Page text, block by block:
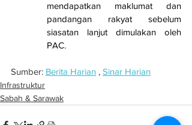
mendapatkan maklumat dan
pandangan rakyat sebelum
siasatan lanjut dimulakan oleh
PAC.
Sumber: Berita Harian , Sinar Harian
Infrastruktur
Sabah & Sarawak